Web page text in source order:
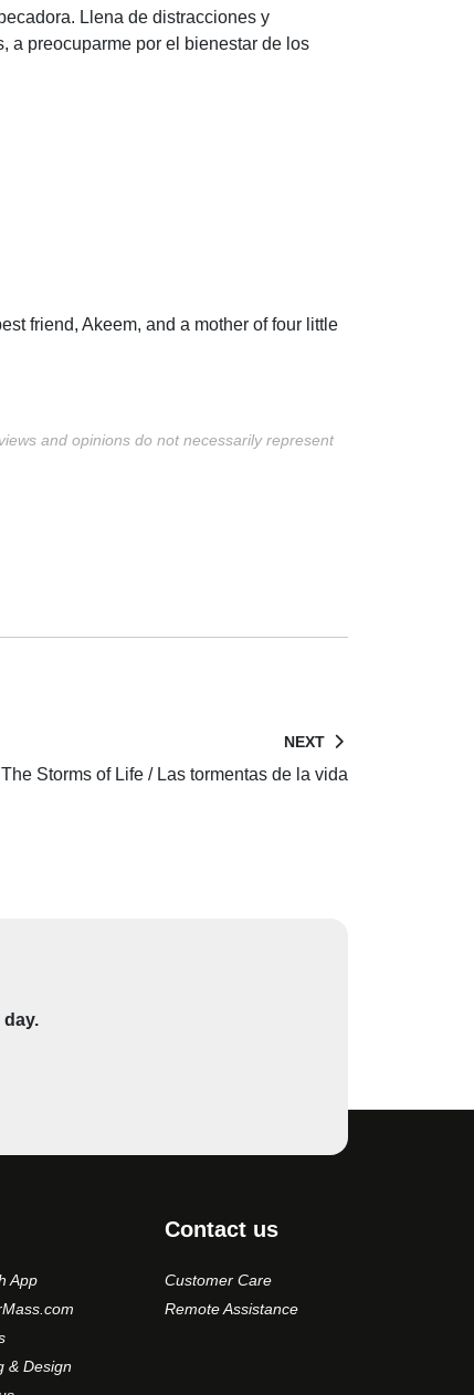
Llena de distracciones y
a preocuparme por el bienestar de los
friend, Akeem, and a mother of four little
and opinions do not necessarily represent
NEXT
The Storms of Life / Las tormentas de la vida
App
& Design
Contact us
Customer Care
Remote Assistance